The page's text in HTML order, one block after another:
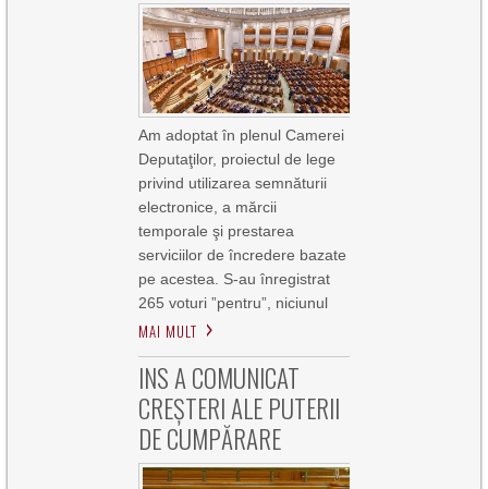
Am adoptat în plenul Camerei
Deputaţilor, proiectul de lege
privind utilizarea semnăturii
electronice, a mărcii
temporale şi prestarea
serviciilor de încredere bazate
pe acestea. S-au înregistrat
265 voturi ”pentru”, niciunul
MAI MULT
INS A COMUNICAT
CREȘTERI ALE PUTERII
DE CUMPĂRARE